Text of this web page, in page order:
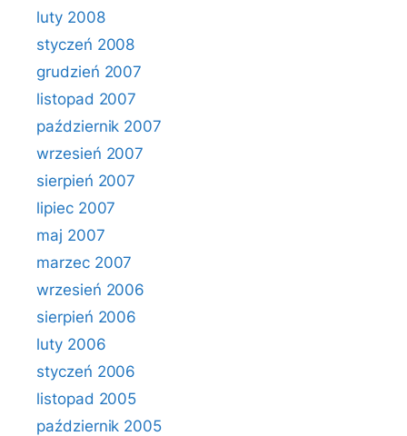
luty 2008
styczeń 2008
grudzień 2007
listopad 2007
październik 2007
wrzesień 2007
sierpień 2007
lipiec 2007
maj 2007
marzec 2007
wrzesień 2006
sierpień 2006
luty 2006
styczeń 2006
listopad 2005
październik 2005